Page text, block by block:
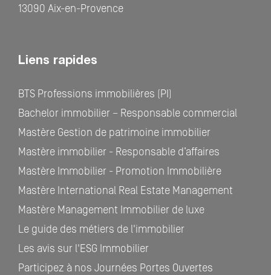
13090 Aix-en-Provence
Liens rapides
BTS Professions immobilières (PI)
Bachelor immobilier – Responsable commercial
Mastère Gestion de patrimoine immobilier
Mastère immobilier - Responsable d’affaires
Mastère Immobilier - Promotion Immobilière
Mastère International Real Estate Management
Mastère Management Immobilier de luxe
Le guide des métiers de l'immobilier
Les avis sur l'ESG Immobilier
Participez à nos Journées Portes Ouvertes